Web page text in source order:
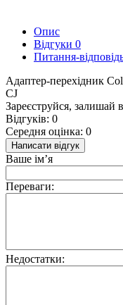
Опис
Відгуки 0
Питання-
Адаптер-перехідник
CJ
Зареєструйся, залишай
Відгуків: 0
Середня оцінка: 0
Написати відгук
Ваше ім’я
Переваги:
Недостатки: